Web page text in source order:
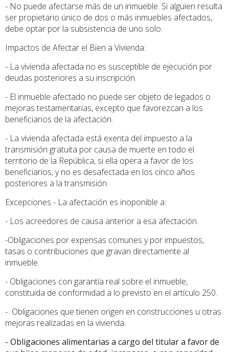
- No puede afectarse más de un inmueble. Si alguien resulta
ser propietario único de dos o más inmuebles afectados,
debe optar por la subsistencia de uno solo.
Impactos de Afectar el Bien a Vivienda:
- La vivienda afectada no es susceptible de ejecución por
deudas posteriores a su inscripción.
- El inmueble afectado no puede ser objeto de legados o
mejoras testamentarias, excepto que favorezcan a los
beneficiarios de la afectación.
- La vivienda afectada está exenta del impuesto a la
transmisión gratuita por causa de muerte en todo el
territorio de la República, si ella opera a favor de los
beneficiarios, y no es desafectada en los cinco años
posteriores a la transmisión
Excepciones - La afectación es inoponible a:
- Los acreedores de causa anterior a esa afectación.
-Obligaciones por expensas comunes y por impuestos,
tasas o contribuciones que gravan directamente al
inmueble.
- Obligaciones con garantía real sobre el inmueble,
constituida de conformidad a lo previsto en el artículo 250.
- Obligaciones que tienen origen en construcciones u otras
mejoras realizadas en la vivienda.
- Obligaciones alimentarias a cargo del titular a favor de